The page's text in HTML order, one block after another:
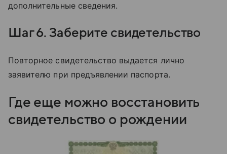
дополнительные сведения.
Шаг 6. Заберите свидетельство
Повторное свидетельство выдается лично
заявителю при предъявлении паспорта.
Где еще можно восстановить
свидетельство о рождении